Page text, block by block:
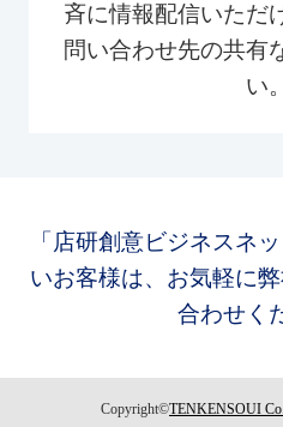
斉に情報配信いただ
問い合わせ先の共有
い。
「店研創意ビジネスネ
いお客様は、お気軽に
合わせく
Copyright©TENKENSOUI